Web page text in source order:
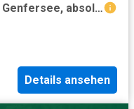
Beeindruckender Blick auf den Genfersee, absolute Ruhe
Details ansehen